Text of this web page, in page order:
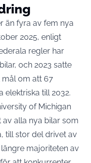
än fyra av fem nya
2025, enligt
regler har
och 2023 satte
mål om att 67
elektriska till 2032.
of Michigan
alla nya bilar som
till stor del drivet av
längre majoriteten av